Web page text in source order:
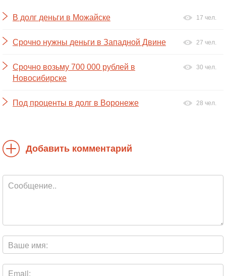
В долг деньги в Можайске 17 чел.
Срочно нужны деньги в Западной Двине 27 чел.
Срочно возьму 700 000 рублей в
Новосибирске
30 чел.
Под проценты в долг в Воронеже 28 чел.
Добавить комментарий